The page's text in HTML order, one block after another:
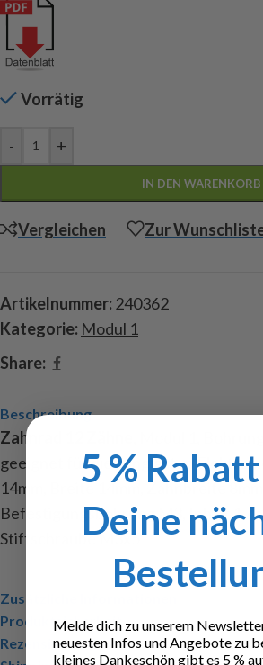
Vorrätig
- +
IN DEN WARENKORB
Vergleichen Zur
Artikelnummer: 240362
Kategorie: Modul 1
Share:
Beschreibung
Zahnrad 12 Zähne
, Modul 1,
geeignet für die gängigsten
14mm, Breite 14mm, Zahnbreite
Befestigungsbohrung M3, Inhalt 1
Stiftschraube M3x5
Zusätzliche Informationen
Produktsicherheit
Rezensionen (0)
5 %
Deine
Melde dich zu unserem
neuesten Infos und Angebote zu
kleines Dankeschön gibt es 5 %